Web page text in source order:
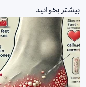
بیشتر بخوانید